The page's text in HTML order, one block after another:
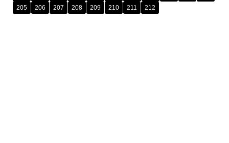
205
206 207 208 209 210 211 212